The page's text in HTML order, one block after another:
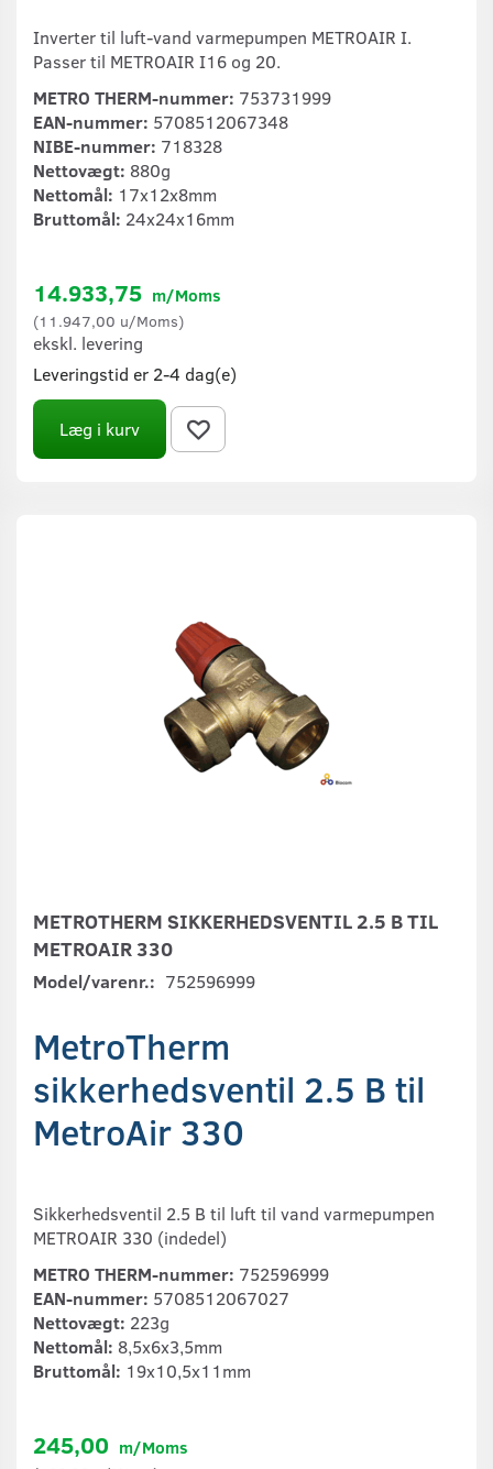
Inverter til luft-vand varmepumpen METROAIR I.
Passer til METROAIR I16 og 20.
METRO THERM-nummer: 753731999
EAN-nummer: 5708512067348
NIBE-nummer: 718328
Nettovægt: 880g
Nettomål: 17x12x8mm
Bruttomål: 24x24x16mm
14.933,75 m/Moms
(11.947,00 u/Moms)
ekskl. levering
Leveringstid er 2-4 dag(e)
Læg i kurv
METROTHERM SIKKERHEDSVENTIL 2.5 B TIL
METROAIR 330
Model/varenr.: 752596999
MetroTherm
sikkerhedsventil 2.5 B til
MetroAir 330
Sikkerhedsventil 2.5 B til luft til vand varmepumpen
METROAIR 330 (indedel)
METRO THERM-nummer: 752596999
EAN-nummer: 5708512067027
Nettovægt: 223g
Nettomål: 8,5x6x3,5mm
Bruttomål: 19x10,5x11mm
245,00 m/Moms